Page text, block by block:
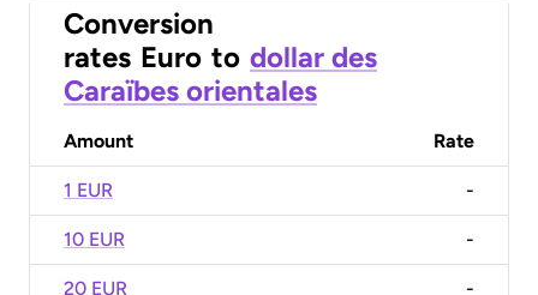
Conversion
rates Euro to dollar des
Caraïbes orientales
Amount Rate
1 EUR -
10 EUR -
20 EUR -